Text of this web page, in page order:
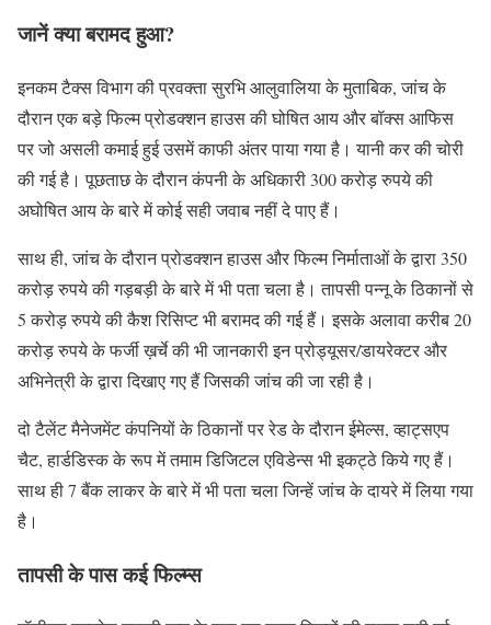
जानें क्या बरामद हुआ?
इनकम टैक्स विभाग की प्रवक्ता सुरभि आलुवालिया के मुताबिक, जांच के
दौरान एक बड़े फिल्म प्रोडक्शन हाउस की घोषित आय और बॉक्स आफिस
पर जो असली कमाई हुई उसमें काफी अंतर पाया गया है। यानी कर की चोरी
की गई है। पूछताछ के दौरान कंपनी के अधिकारी 300 करोड़ रुपये की
अघोषित आय के बारे में कोई सही जवाब नहीं दे पाए हैं।
साथ ही, जांच के दौरान प्रोडक्शन हाउस और फिल्म निर्माताओं के द्वारा 350
करोड़ रुपये की गड़बड़ी के बारे में भी पता चला है। तापसी पन्नू के ठिकानों से
5 करोड़ रुपये की कैश रिसिप्ट भी बरामद की गई हैं। इसके अलावा करीब 20
करोड़ रुपये के फर्जी ख़र्चे की भी जानकारी इन प्रोड्यूसर/डायरेक्टर और
अभिनेत्री के द्वारा दिखाए गए हैं जिसकी जांच की जा रही है।
दो टैलेंट मैनेजमेंट कंपनियों के ठिकानों पर रेड के दौरान ईमेल्स, व्हाट्सएप
चैट, हार्डडिस्क के रूप में तमाम डिजिटल एविडेन्स भी इकट्ठे किये गए हैं।
साथ ही 7 बैंक लाकर के बारे में भी पता चला जिन्हें जांच के दायरे में लिया गया
है।
तापसी के पास कई फिल्म्स